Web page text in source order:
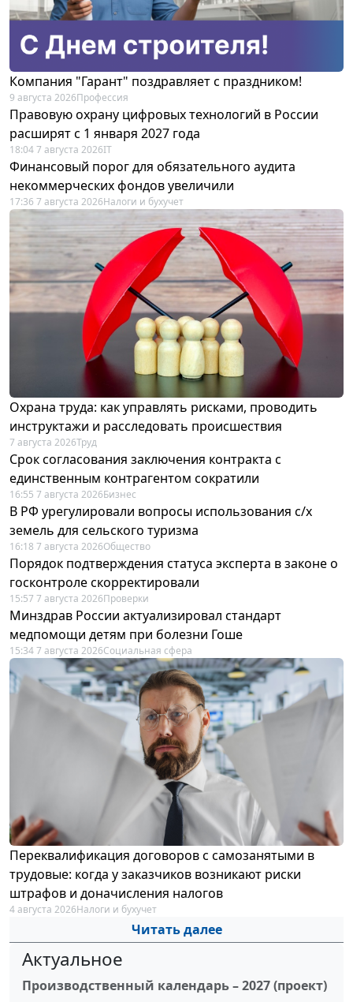
Компания "Гарант" поздравляет с праздником!
9 августа 2026Профессия
Правовую охрану цифровых технологий в России
расширят с 1 января 2027 года
18:04 7 августа 2026IT
Финансовый порог для обязательного аудита
некоммерческих фондов увеличили
17:36 7 августа 2026Налоги и бухучет
Охрана труда: как управлять рисками, проводить
инструктажи и расследовать происшествия
7 августа 2026Труд
Срок согласования заключения контракта с
единственным контрагентом сократили
16:55 7 августа 2026Бизнес
В РФ урегулировали вопросы использования с/х
земель для сельского туризма
16:18 7 августа 2026Общество
Порядок подтверждения статуса эксперта в законе о
госконтроле скорректировали
15:57 7 августа 2026Проверки
Минздрав России актуализировал стандарт
медпомощи детям при болезни Гоше
15:34 7 августа 2026Социальная сфера
Переквалификация договоров с самозанятыми в
трудовые: когда у заказчиков возникают риски
штрафов и доначисления налогов
4 августа 2026Налоги и бухучет
Читать далее
Актуальное
Производственный календарь – 2027 (проект)